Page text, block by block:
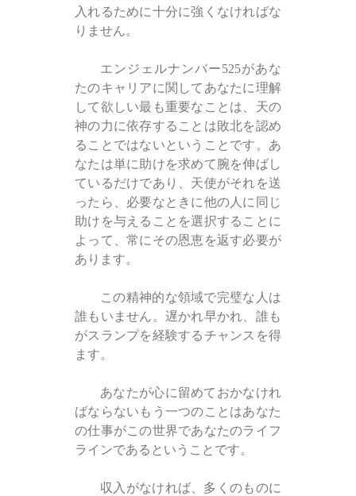
入れるために十分に強くなければな
りません。
エンジェルナンバー525があな
たのキャリアに関してあなたに理解
して欲しい最も重要なことは、天の
神の力に依存することは敗北を認め
ることではないということです。あ
なたは単に助けを求めて腕を伸ばし
ているだけであり、天使がそれを送
ったら、必要なときに他の人に同じ
助けを与えることを選択することに
よって、常にその恩恵を返す必要が
あります。
この精神的な領域で完璧な人は
誰もいません。遅かれ早かれ、誰も
がスランプを経験するチャンスを得
ます。
あなたが心に留めておかなけれ
ばならないもう一つのことはあなた
の仕事がこの世界であなたのライフ
ラインであるということです。
収入がなければ、多くのものに